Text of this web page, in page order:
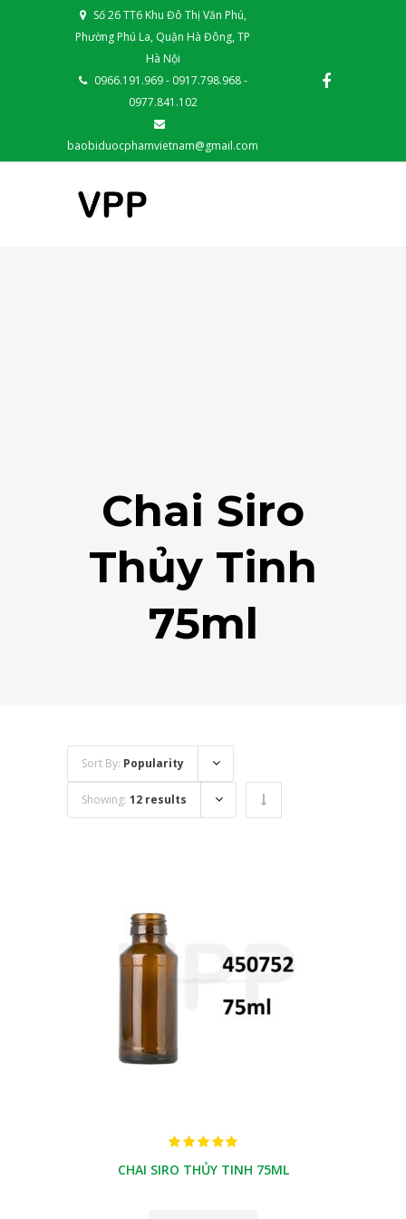
Số 26 TT6 Khu Đô Thị Văn Phú,
Phường Phú La, Quận Hà Đông, TP
Hà Nội
0966.191.969 - 0917.798.968 -
0977.841.102
baobiduocphamvietnam@gmail.com
Chai Siro
Thủy Tinh
75ml
Sort By: Popularity
Showing: 12 results
CHAI SIRO THỦY TINH 75ML